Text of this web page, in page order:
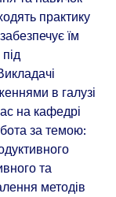
практику
їм
в галузі
на кафедрі
за темою:
та
методів